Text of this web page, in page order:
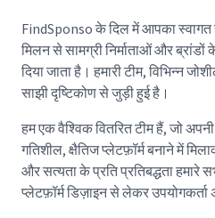
FindSponso के दिल में आपका
मिलन से सामग्री निर्माताओं और
दिया जाता है। हमारी टीम, विभिन्न
साझी दृष्टिकोण से जुड़ी हुई है।
हम एक वैश्विक वितरित टीम हैं, जो
गतिशील, क्षैतिज प्लेटफ़ॉर्म बनाने में
और सत्यता के प्रति प्रतिबद्धता हमारे
प्लेटफ़ॉर्म डिज़ाइन से लेकर उपयोगकर्ता